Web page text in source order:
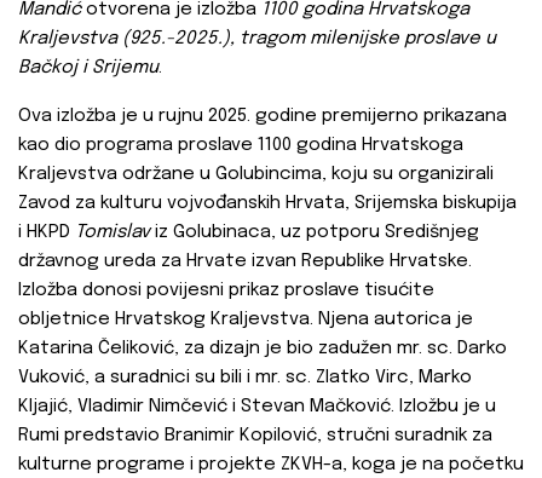
Mandićotvorena je izložba 1100 godina Hrvatskoga
Kraljevstva (925.-2025.), tragom milenijske proslave u
Bačkoj i Srijemu.
Ova izložba je u rujnu 2025. godine premijerno prikazana
kao dio programa proslave 1100 godina Hrvatskoga
Kraljevstva održane u Golubincima, koju su organizirali
Zavod za kulturu vojvođanskih Hrvata, Srijemska biskupija
i HKPD Tomislaviz Golubinaca, uz potporu Središnjeg
državnog ureda za Hrvate izvan Republike Hrvatske.
Izložba donosi povijesni prikaz proslave tisućite
obljetnice Hrvatskog Kraljevstva. Njena autorica je
Katarina Čeliković, za dizajn je bio zadužen mr. sc. Darko
Vuković, a suradnici su bili i mr. sc. Zlatko Virc, Marko
Kljajić, Vladimir Nimčević i Stevan Mačković. Izložbu je u
Rumi predstavio Branimir Kopilović, stručni suradnik za
kulturne programe i projekte ZKVH-a, koga je na početku